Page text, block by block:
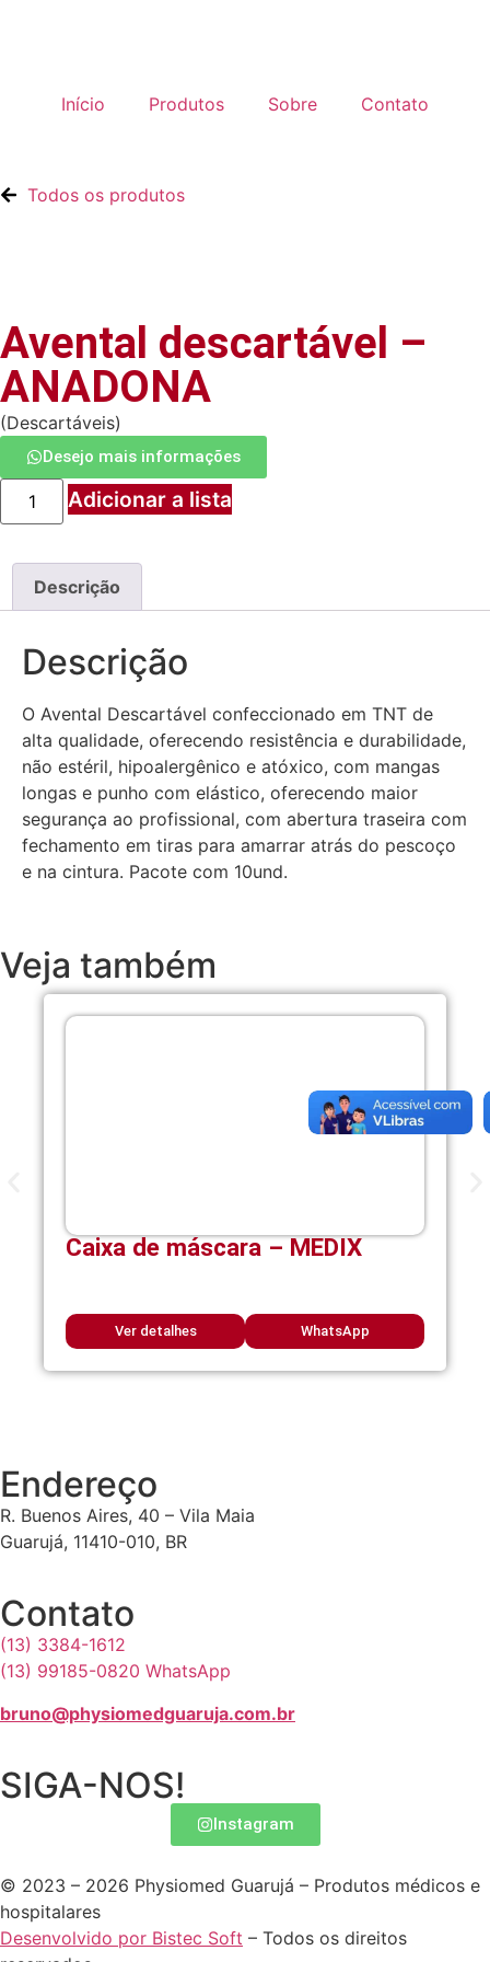
Início Produtos Sobre Contato
Todos os produtos
Avental descartável –
ANADONA
(Descartáveis)
Desejo mais informações
Adicionar a lista
Descrição
Descrição
O Avental Descartável confeccionado em TNT de
alta qualidade, oferecendo resistência e durabilidade,
não estéril, hipoalergênico e atóxico, com mangas
longas e punho com elástico, oferecendo maior
segurança ao profissional, com abertura traseira com
fechamento em tiras para amarrar atrás do pescoço
e na cintura. Pacote com 10und.
Veja também
Caixa de máscara – MEDIX
Ver detalhes WhatsApp
Endereço
R. Buenos Aires, 40 – Vila Maia
Guarujá, 11410-010, BR
Contato
(13) 3384-1612
(13) 99185-0820 WhatsApp
bruno@physiomedguaruja.com.br
SIGA-NOS!
Instagram
© 2023 – 2026 Physiomed Guarujá – Produtos médicos e
hospitalares
Desenvolvido por Bistec Soft – Todos os direitos